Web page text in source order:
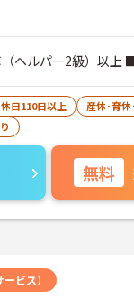
ヘルパー2級）以上
日110日以上
産休･育休
無料
ビス）